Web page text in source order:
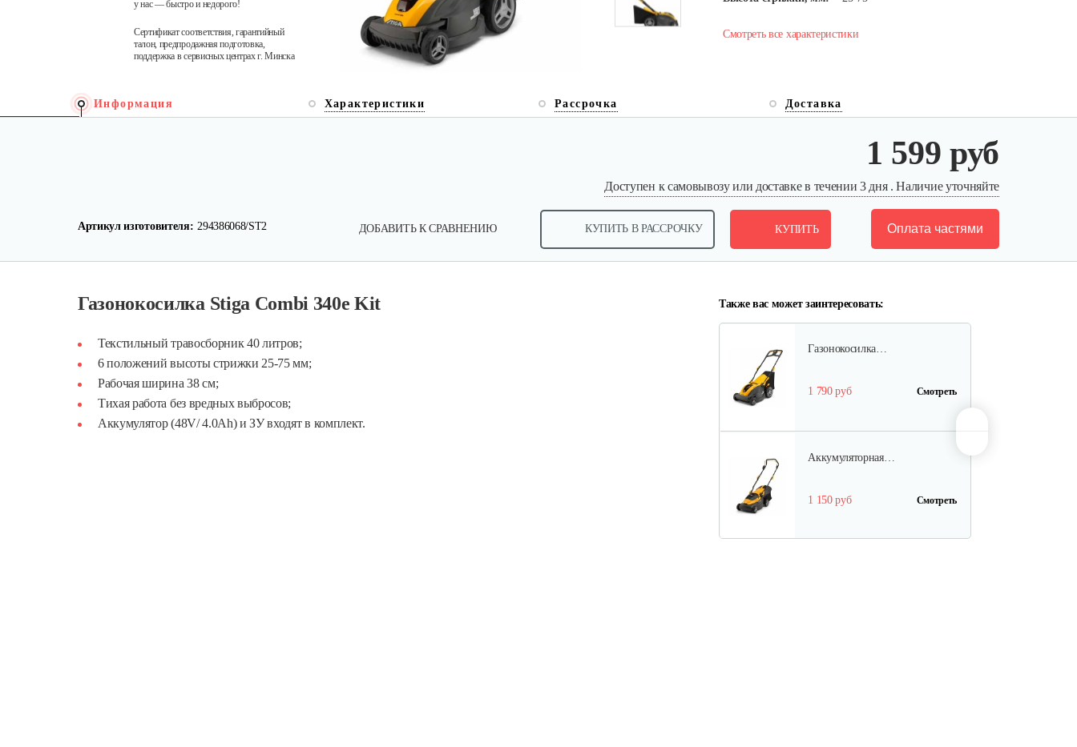
у нас — быстро и недорого!
Сертификат соответствия, гарантийный
талон, предпродажная подготовка,
поддержка в сервисных центрах г. Минска
Смотреть все характеристики
Информация Характеристики Рассрочка Доставка
1 599 руб
Доступен к самовывозу или доставке в течении 3 дня . Наличие уточняйте
Артикул изготовителя: 294386068/ST2 ДОБАВИТЬ К СРАВНЕНИЮ КУПИТЬ В РАССРОЧКУ КУПИТЬ Оплата частями
Газонокосилка Stiga Combi 340e Kit
Текстильный травосборник 40 литров;
6 положений высоты стрижки 25-75 мм;
Рабочая ширина 38 см;
Тихая работа без вредных выбросов;
Аккумулятор (48V/ 4.0Ah) и ЗУ входят в комплект.
Также вас может заинтересовать:
Смотреть
Газонокосилка…
1 790 руб Смотреть
Аккумуляторная…
1 150 руб Смотреть